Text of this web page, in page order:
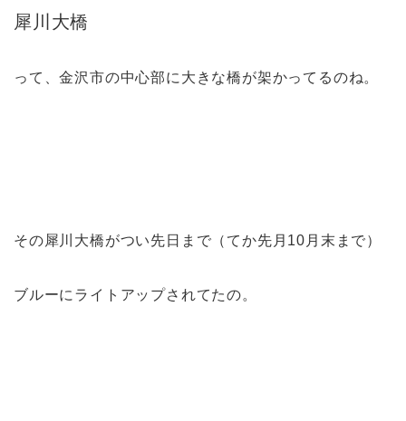
犀川大橋
って、金沢市の中心部に大きな橋が架かってるのね。
その犀川大橋がつい先日まで（てか先月10月末まで）
ブルーにライトアップされてたの。